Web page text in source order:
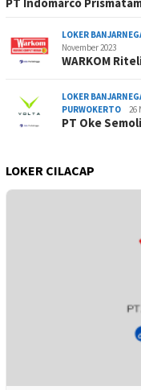
LOKER
November 2023
WARKOM
LOKER
PURWOKERTO
26
PT Oke
LOKER CILACAP